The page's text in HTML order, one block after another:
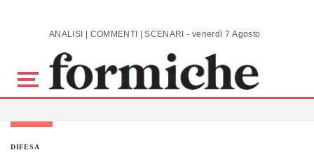
Skip to main content ANALISI | COMMENTI | SCENARI - venerdì 7 Agosto 2026
DIFESA